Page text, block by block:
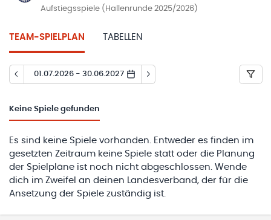
Aufstiegsspiele (Hallenrunde 2025/2026)
TEAM-SPIELPLAN TABELLEN
01.07.2026 - 30.06.2027
Keine Spiele gefunden
Es sind keine Spiele vorhanden. Entweder es finden im
gesetzten Zeitraum keine Spiele statt oder die Planung
der Spielpläne ist noch nicht abgeschlossen. Wende
dich im Zweifel an deinen Landesverband, der für die
Ansetzung der Spiele zuständig ist.